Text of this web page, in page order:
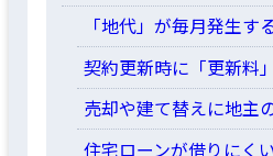
「地代」が毎月発生す
契約更新時に「更新料
売却や建て替えに地主
住宅ローンが借りにく